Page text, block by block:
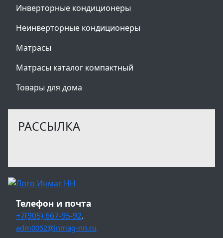
Инверторные кондиционеры
Неинверторные кондиционеры
Матрасы
Матрасы каталог компактный
Товары для дома
РАССЫЛКА
Телефон и почта
+7(905) 667-95-92.
adm0052@inmag-nn.ru